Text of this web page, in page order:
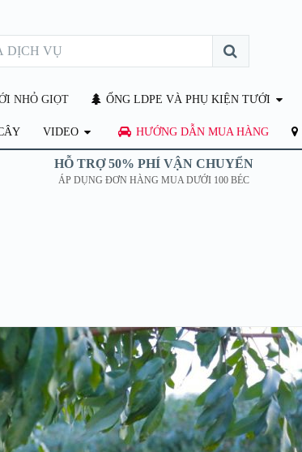
NHỎ GIỌT ỐNG LDPE VÀ PHỤ KIỆN TƯỚI
VIDEO HƯỚNG DẪN MUA HÀNG
HỖ TRỢ 50% PHÍ VẬN CHUYỂN
ÁP DỤNG ĐƠN HÀNG MUA DƯỚI 100 BÉC